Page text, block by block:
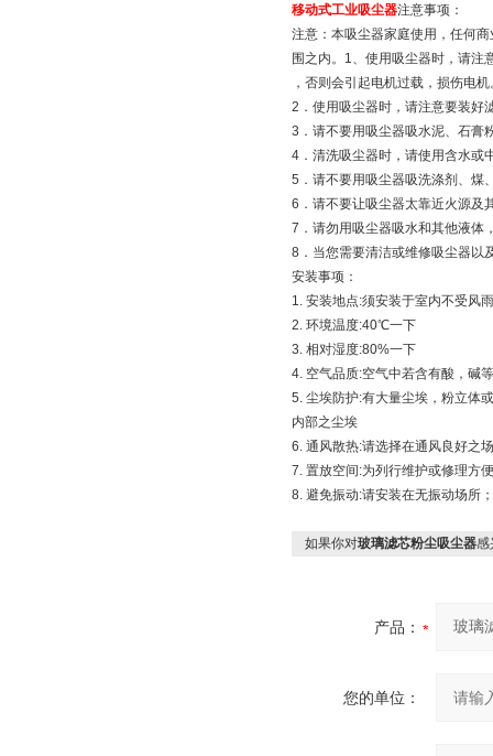
移动式工业吸尘器注意事项：
注意：本吸尘器家庭使用，任何
围之内。1、使用吸尘器时，请注
，否则会引起电机过载，损伤电机
2．使用吸尘器时，请注意要装好
3．请不要用吸尘器吸水泥、石膏
4．清洗吸尘器时，请使用含水或
5．请不要用吸尘器吸洗涤剂、煤
6．请不要让吸尘器太靠近火源及
7．请勿用吸尘器吸水和其他液体
8．当您需要清洁或维修吸尘器以
安装事项：
1. 安装地点:须安装于室内不受风
2. 环境温度:40℃一下
3. 相对湿度:80%一下
4. 空气品质:空气中若含有酸，碱
5. 尘埃防护:有大量尘埃，粉立体
内部之尘埃
6. 通风散热:请选择在通风良好之
7. 置放空间:为列行维护或修理方
8. 避免振动:请安装在无振动场所
如果你对玻璃滤芯粉尘吸尘器感
产品：
您的单位：